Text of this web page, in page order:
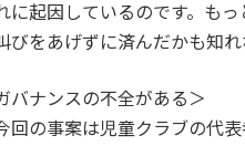
に起因しているのです。も
びをあげずに済んだかも知れ
バナンスの不全がある＞
回の事案は児童クラブの代